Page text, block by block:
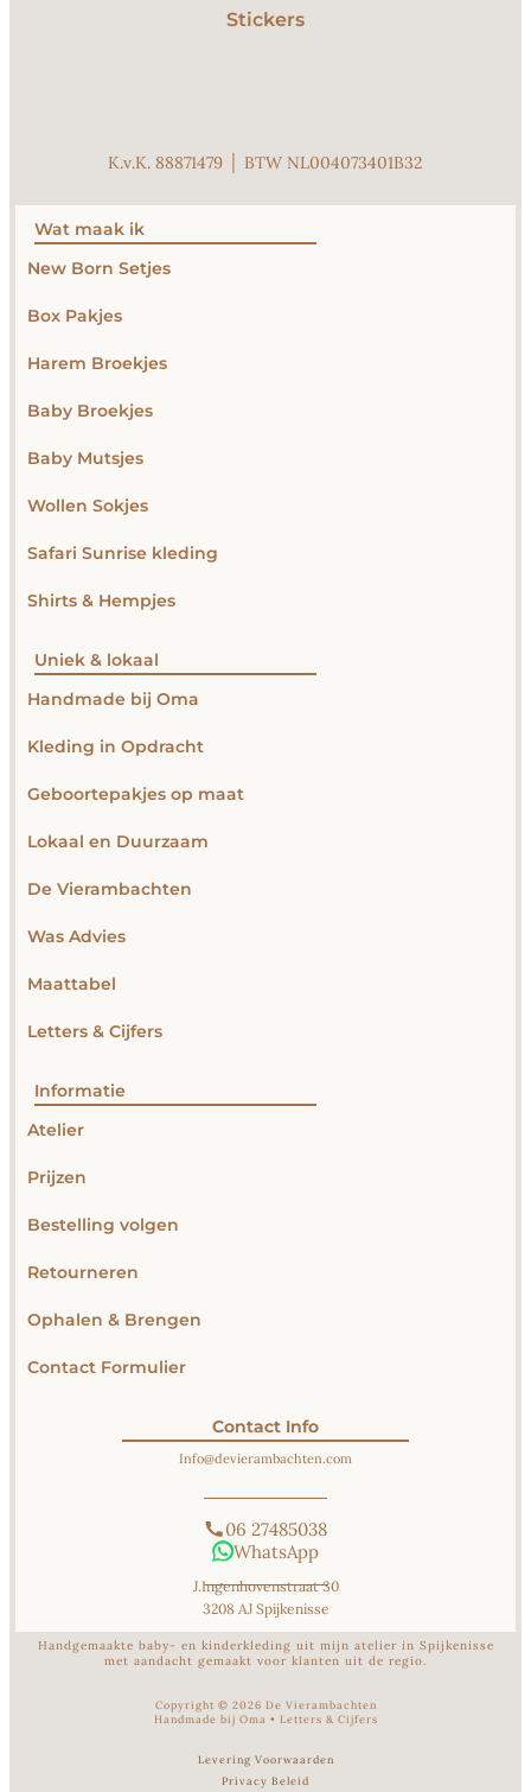
Stickers
K.v.K. 88871479 │ BTW NL004073401B32
Wat maak ik
New Born Setjes
Box Pakjes
Harem Broekjes
Baby Broekjes
Baby Mutsjes
Wollen Sokjes
Safari Sunrise kleding
Shirts & Hempjes
Uniek & lokaal
Handmade bij Oma
Kleding in Opdracht
Geboortepakjes op maat
Lokaal en Duurzaam
De Vierambachten
Was Advies
Maattabel
Letters & Cijfers
Informatie
Atelier
Prijzen
Bestelling volgen
Retourneren
Ophalen & Brengen
Contact Formulier
Contact Info
Info@​devierambachten.com
06 27485038
WhatsApp
J.Ingenhovenstraat 30
3208 AJ Spijkenisse
Handgemaakte baby- en kinderkleding uit mijn atelier in Spijkenisse
met aandacht gemaakt voor klanten uit de regio.
Copyright © 2026 De Vierambachten
Handmade bij Oma • Letters & Cijfers
Levering Voorwaarden
Privacy Beleid